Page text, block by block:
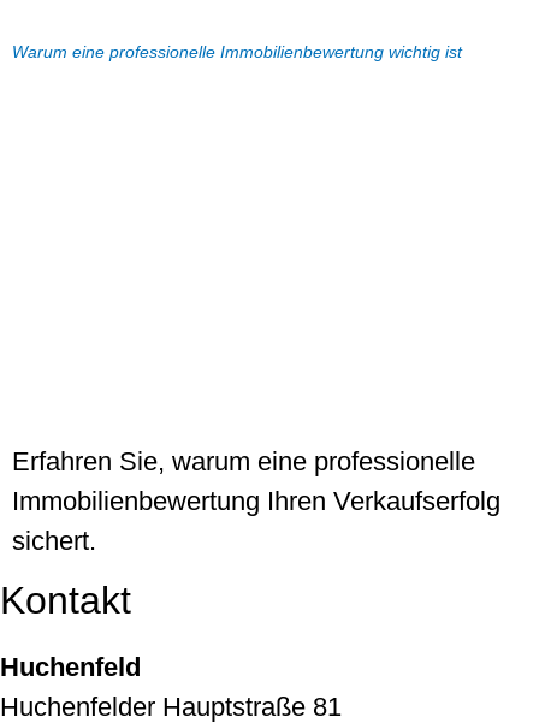
Warum eine professionelle Immobilienbewertung wichtig ist
Erfahren Sie, warum eine professionelle
Immobilienbewertung Ihren Verkaufserfolg
sichert.
Kontakt
Huchenfeld
Huchenfelder Hauptstraße 81